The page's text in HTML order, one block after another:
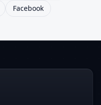
Facebook